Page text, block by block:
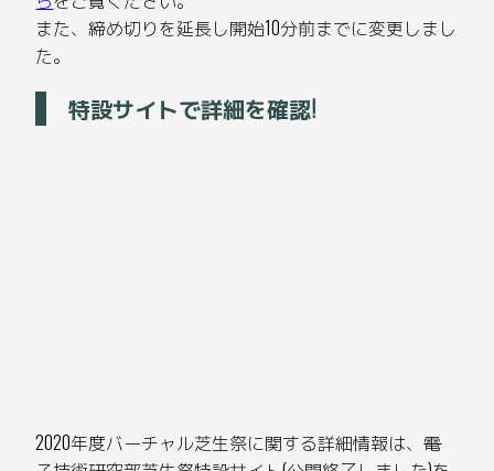
また、締め切りを延長し開始10分前までに変更しまし
た。
特設サイトで詳細を確認!
2020年度バーチャル芝生祭に関する詳細情報は、電